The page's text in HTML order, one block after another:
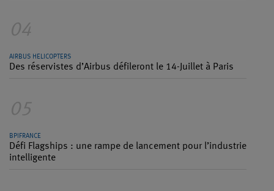
04
AIRBUS HELICOPTERS
Des réservistes d’Airbus défileront le 14-Juillet à Paris
05
BPIFRANCE
Défi Flagships : une rampe de lancement pour l’industrie
intelligente